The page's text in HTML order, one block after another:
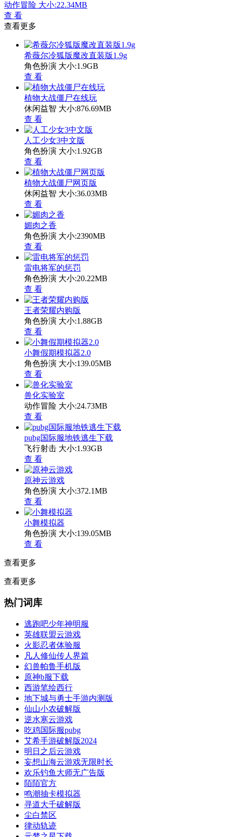
动作冒险 大小:22.34MB
查 看
查看更多
希薇尔冷狐版魔改直装版1.9g
角色扮演 大小:1.9GB
查 看
植物大战僵尸在线玩
休闲益智 大小:876.69MB
查 看
人工少女3中文版
角色扮演 大小:1.92GB
查 看
植物大战僵尸网页版
休闲益智 大小:36.03MB
查 看
媚肉之香
角色扮演 大小:2390MB
查 看
雷电将军的惩罚
角色扮演 大小:20.22MB
查 看
王者荣耀内购版
角色扮演 大小:1.88GB
查 看
小舞假期模拟器2.0
角色扮演 大小:139.05MB
查 看
兽化实验室
动作冒险 大小:24.73MB
查 看
pubg国际服地铁逃生下载
飞行射击 大小:1.93GB
查 看
原神云游戏
角色扮演 大小:372.1MB
查 看
小舞模拟器
角色扮演 大小:139.05MB
查 看
查看更多
查看更多
热门词库
逃跑吧少年神明服
英雄联盟云游戏
火影忍者体验服
凡人修仙传人界篇
幻兽帕鲁手机版
原神b服下载
西游笔绘西行
地下城与勇士手游内测版
仙山小农破解版
逆水寒云游戏
吃鸡国际服pubg
艾希手游破解版2024
明日之后云游戏
妄想山海云游戏无限时长
欢乐钓鱼大师无广告版
陌陌官方
鸣潮抽卡模拟器
寻道大千破解版
尘白禁区
律动轨迹